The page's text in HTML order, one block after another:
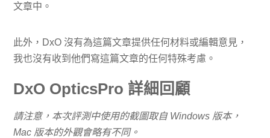
文章中。
此外，DxO 沒有為這篇文章提供任何材料或編輯意見，
我也沒有收到他們寫這篇文章的任何特殊考慮。
DxO OpticsPro 詳細回顧
請注意，本次評測中使用的截圖取自 Windows 版本，
Mac 版本的外觀會略有不同。